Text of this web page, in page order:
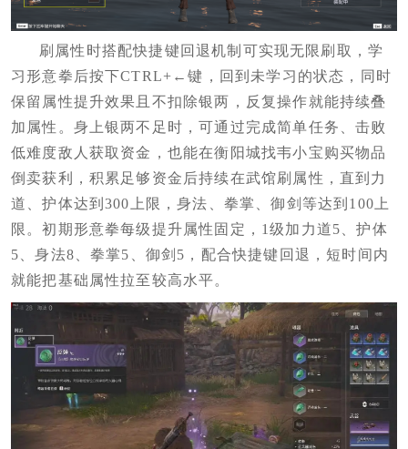
刷属性时搭配快捷键回退机制可实现无限刷取，学
习形意拳后按下CTRL+←键，回到未学习的状态，同时
保留属性提升效果且不扣除银两，反复操作就能持续叠
加属性。身上银两不足时，可通过完成简单任务、击败
低难度敌人获取资金，也能在衡阳城找韦小宝购买物品
倒卖获利，积累足够资金后持续在武馆刷属性，直到力
道、护体达到300上限，身法、拳掌、御剑等达到100上
限。初期形意拳每级提升属性固定，1级加力道5、护体
5、身法8、拳掌5、御剑5，配合快捷键回退，短时间内
就能把基础属性拉至较高水平。